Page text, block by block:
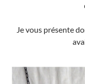
Je vous présente